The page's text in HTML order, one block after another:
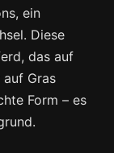
ein
Diese
das auf
Gras
Form – es